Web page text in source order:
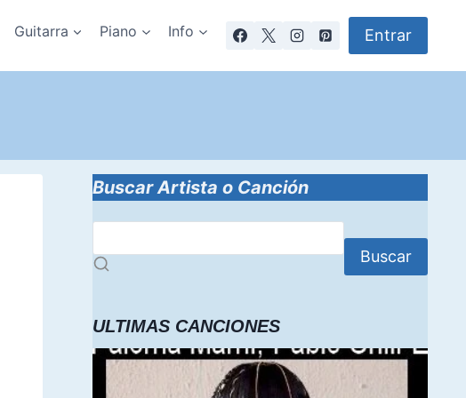
Guitarra Piano Info Entrar
Buscar Artista o Canción
Buscar
ULTIMAS CANCIONES